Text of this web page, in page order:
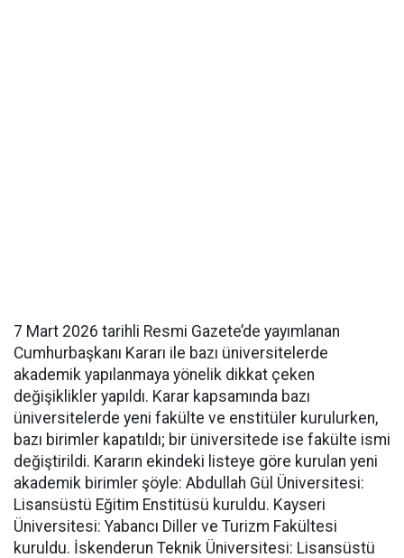
7 Mart 2026 tarihli Resmi Gazete’de yayımlanan
Cumhurbaşkanı Kararı ile bazı üniversitelerde
akademik yapılanmaya yönelik dikkat çeken
değişiklikler yapıldı. Karar kapsamında bazı
üniversitelerde yeni fakülte ve enstitüler kurulurken,
bazı birimler kapatıldı; bir üniversitede ise fakülte ismi
değiştirildi. Kararın ekindeki listeye göre kurulan yeni
akademik birimler şöyle: Abdullah Gül Üniversitesi:
Lisansüstü Eğitim Enstitüsü kuruldu. Kayseri
Üniversitesi: Yabancı Diller ve Turizm Fakültesi
kuruldu. İskenderun Teknik Üniversitesi: Lisansüstü